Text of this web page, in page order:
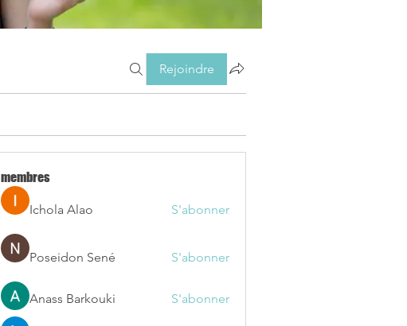
Rejoindre
membres
Ichola Alao S'abonner
Poseidon Sené S'abonner
Anass Barkouki S'abonner